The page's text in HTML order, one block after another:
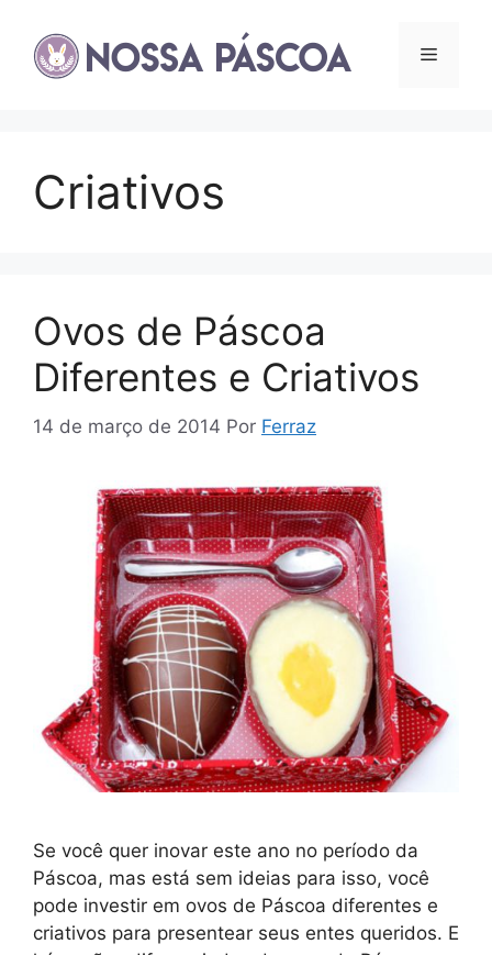
para
Menu
Criativos
Ovos de Páscoa
Diferentes e Criativos
14 de março de 2014 Por Ferraz
Se você quer inovar este ano no período da
Páscoa, mas está sem ideias para isso, você
pode investir em ovos de Páscoa diferentes e
criativos para presentear seus entes queridos. E